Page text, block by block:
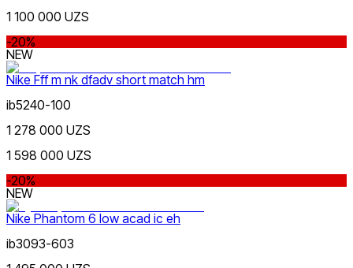
Белый
1 100 000 UZS
-20%
NEW
Nike Fff m nk dfadv short match hm
ib5240-100
1 278 000 UZS
1 598 000 UZS
-20%
NEW
Nike Phantom 6 low acad ic eh
ib3093-603